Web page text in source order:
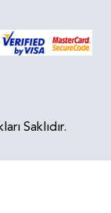
Saklıdır.